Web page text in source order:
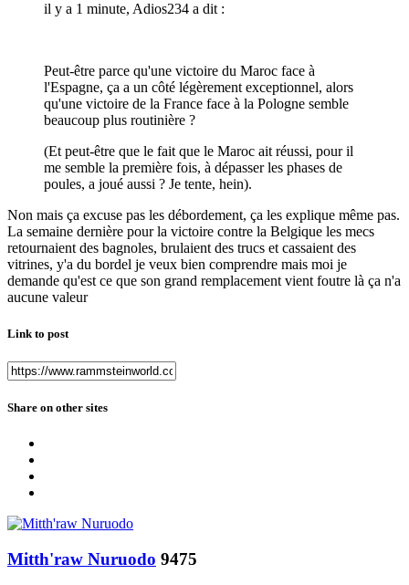
il y a 1 minute, Adios234 a dit :
Peut-être parce qu'une victoire du Maroc face à
l'Espagne, ça a un côté légèrement exceptionnel, alors
qu'une victoire de la France face à la Pologne semble
beaucoup plus routinière ?
(Et peut-être que le fait que le Maroc ait réussi, pour il
me semble la première fois, à dépasser les phases de
poules, a joué aussi ? Je tente, hein).
Non mais ça excuse pas les débordement, ça les explique même pas.
La semaine dernière pour la victoire contre la Belgique les mecs
retournaient des bagnoles, brulaient des trucs et cassaient des
vitrines, y'a du bordel je veux bien comprendre mais moi je
demande qu'est ce que son grand remplacement vient foutre là ça n'a
aucune valeur
Link to post
Share on other sites
Mitth'raw Nuruodo 9475